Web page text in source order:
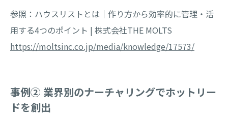
参照：ハウスリストとは｜作り方から効率的に管理・活
用する4つのポイント | 株式会社THE MOLTS
https://moltsinc.co.jp/media/knowledge/17573/
事例② 業界別のナーチャリングでホットリー
ドを創出